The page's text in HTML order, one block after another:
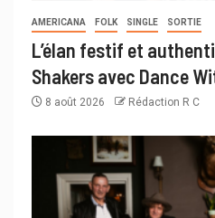
AMERICANA FOLK SINGLE SORTIE
L’élan festif et
Shakers avec Dance
8 août 2026 Rédaction R C